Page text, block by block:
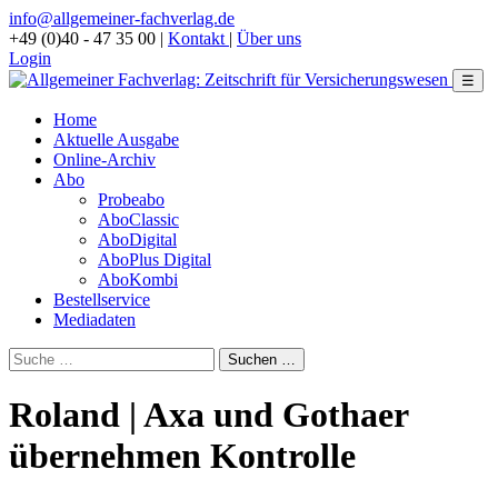
info@allgemeiner-fachverlag.de
+49 (0)40 - 47 35 00 | Kontakt | Über uns
Login
☰
Home
Aktuelle Ausgabe
Online-Archiv
Abo
Probeabo
AboClassic
AboDigital
AboPlus Digital
AboKombi
Bestellservice
Mediadaten
Roland | Axa und Gothaer
übernehmen Kontrolle